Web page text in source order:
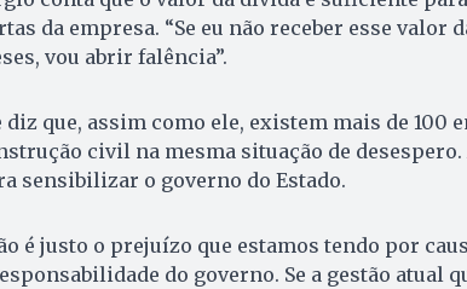
da empresa. “Se eu não receber esse valor
vou abrir falência”.
diz que, assim como ele, existem mais de 100
civil na mesma situação de
sensibilizar o governo do Estado.
é justo o prejuízo que estamos tendo por
do governo. Se a gestão atual